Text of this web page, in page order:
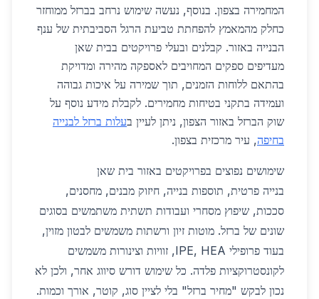
המחמירה בצפון. בנוסף, נעשה שימוש נרחב בברזל ממוחזר
כחלק מהמאמץ להפחתת טביעת הרגל הסביבתית של ענף
הבנייה באזור. קבלנים ובעלי פרויקטים בבית שאן
מעדיפים ספקים המחויבים לאספקה מהירה ומדויקת
בהתאם ללוחות הזמנים, תוך שמירה על איכות גבוהה
ועמידה בתקני בטיחות מחמירים. לקבלת מידע נוסף על
שוק הברזל באזור הצפון, ניתן לעיין בעלות ברזל לבנייה
בחיפה, עיר מרכזית בצפון.
שימושים נפוצים בפרויקטים באזור בית שאן
בנייה פרטית, תוספות בנייה, חיזוק מבנים, מחסנים,
סככות, שיפוץ מסחרי ועבודות תשתית משתמשים בסוגים
שונים של ברזל. מוטות זיון ורשתות משמשים לבטון מזוין,
בעוד פרופילי IPE, HEA, זוויות וצינורות משמשים
לקונסטרוקציות פלדה. כל שימוש דורש סיווג אחר, ולכן לא
נכון לבקש "מחיר ברזל" בלי לציין סוג, קוטר, אורך וכמות.